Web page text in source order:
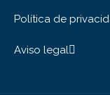
Política de
Aviso legal